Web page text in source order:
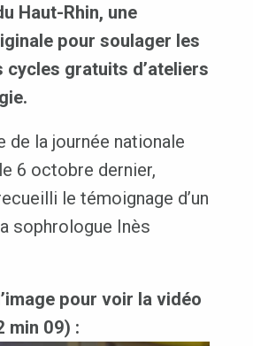
Haut-Rhin, une
pour soulager les
cycles gratuits d’ateliers
de la journée nationale
6 octobre dernier,
le témoignage d’un
sophrologue Inès
pour voir la vidéo
min 09) :